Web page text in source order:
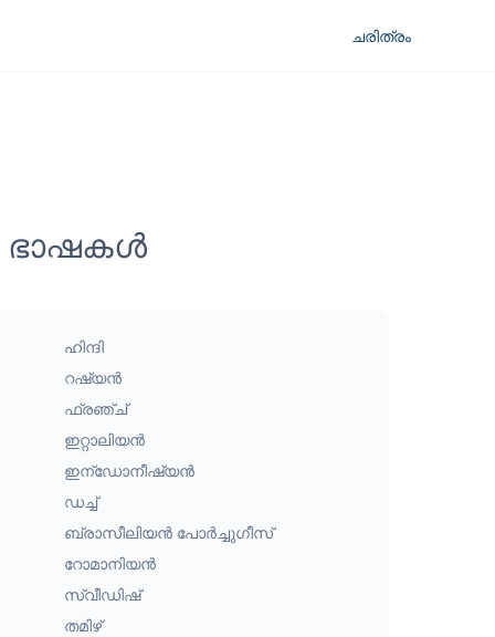
ചരിത്രം
ഭാഷകൾ
ഹിന്ദി
റഷ്യൻ
ഫ്രഞ്ച്
ഇറ്റാലിയൻ
ഇന്ഡോനീഷ്യൻ
ഡച്ച്
ബ്രാസീലിയൻ പോർച്ചുഗീസ്
റോമാനിയൻ
സ്വീഡിഷ്
തമിഴ്